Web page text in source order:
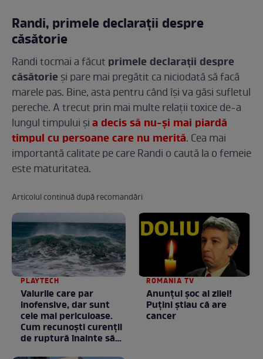
Randi, primele declarații despre
căsătorie
Randi tocmai a făcut primele declarații despre
căsătorie și pare mai pregătit ca niciodată să facă
marele pas. Bine, asta pentru când își va găsi sufletul
pereche. A trecut prin mai multe relații toxice de-a
lungul timpului șia decis să nu-și mai piardă
timpul cu persoane care nu merită. Cea mai
importantă calitate pe care Randi o caută la o femeie
este maturitatea.
Articolul continuă după recomandări
PLAYTECH
Valurile care par
inofensive, dar sunt
cele mai periculoase.
Cum recunoști curenții
de ruptură înainte să
ROMANIA TV
Anunţul şoc al zilei!
Puţini ştiau că are
cancer